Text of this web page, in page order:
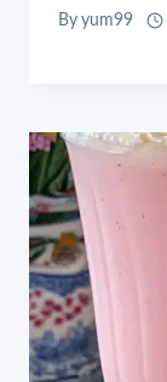
By yum99